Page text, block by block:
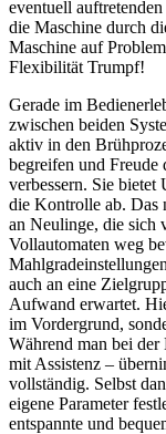
eventuell
die Maschine durch
Maschine auf
Flexibilität Trumpf!
Gerade im
zwischen beiden
aktiv in den
begreifen und Freude
verbessern. Sie
die Kontrolle ab. Das
an Neulinge, die sich
Vollautomaten weg
auch an eine
Aufwand erwartet.
im Vordergrund,
Während man bei
mit Assistenz –
vollständig. Selbst
eigene Parameter
entspannte und